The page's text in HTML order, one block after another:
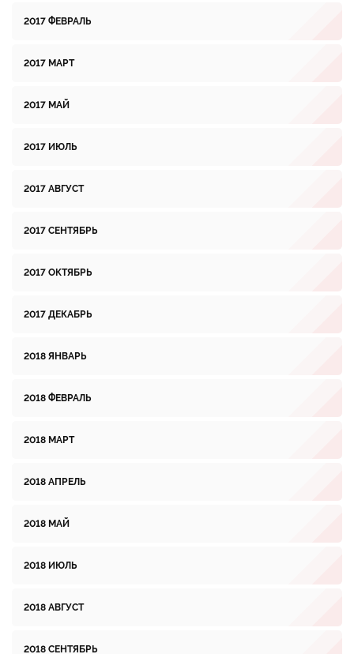
2017 ФЕВРАЛЬ
2017 МАРТ
2017 МАЙ
2017 ИЮЛЬ
2017 АВГУСТ
2017 СЕНТЯБРЬ
2017 ОКТЯБРЬ
2017 ДЕКАБРЬ
2018 ЯНВАРЬ
2018 ФЕВРАЛЬ
2018 МАРТ
2018 АПРЕЛЬ
2018 МАЙ
2018 ИЮЛЬ
2018 АВГУСТ
2018 СЕНТЯБРЬ